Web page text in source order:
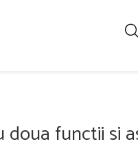
doua functii si